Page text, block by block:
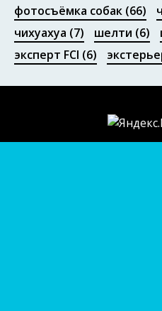
фотосъёмка собак (66)
чихуахуа (7) шелти (6)
эксперт FCI (6)